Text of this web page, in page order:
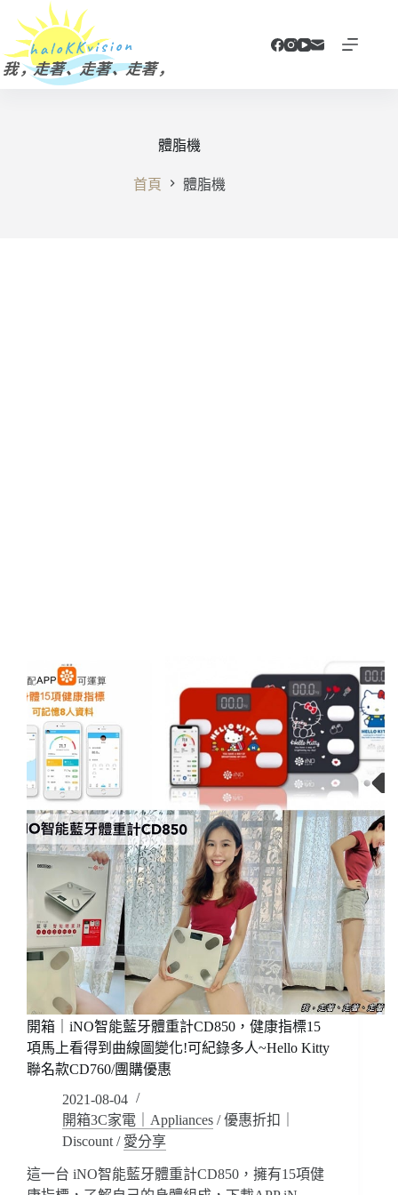
主
要
體脂機
首頁 體脂機
開箱｜iNO智能藍牙體重計CD850，健康指標15
項馬上看得到曲線圖變化!可紀錄多人~Hello Kitty
聯名款CD760/團購優惠
2021-08-04
開箱3C家電｜Appliances /優惠折扣｜
Discount / 愛分享
這一台 iNO智能藍牙體重計CD850，擁有15項健